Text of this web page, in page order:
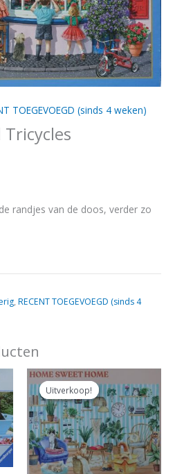
TOEGEVOEGD (sinds 4 weken)
randjes van de doos, verder zo
, RECENT TOEGEVOEGD (sinds 4
Uitverkoop!
Uitverkoop!
Oorspronkelijke
prijs
was:
€14,00.
Huidige
prijs
is:
€12,50.